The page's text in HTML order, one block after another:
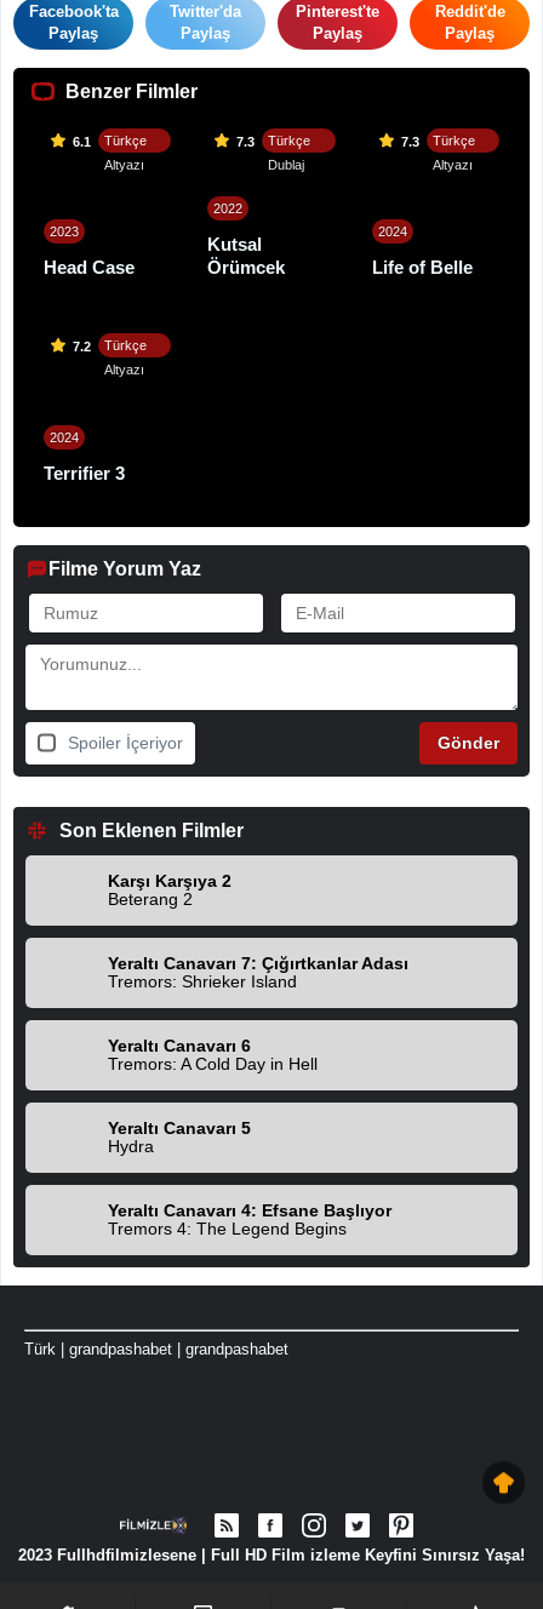
Facebook'ta
Paylaş
Twitter'da
Paylaş
Pinterest'te
Paylaş
Reddit'de
Paylaş
Benzer Filmler
6.1
Türkçe
Altyazı
2023
Head Case
7.3
Türkçe
Dublaj
2022
Kutsal
Örümcek
7.3
Türkçe
Altyazı
2024
Life of Belle
7.2
Türkçe
Altyazı
2024
Terrifier 3
Filme Yorum Yaz
Spoiler İçeriyor
Son Eklenen Filmler
Karşı Karşıya 2
Beterang 2
Yeraltı Canavarı 7: Çığırtkanlar Adası
Tremors: Shrieker Island
Yeraltı Canavarı 6
Tremors: A Cold Day in Hell
Yeraltı Canavarı 5
Hydra
Yeraltı Canavarı 4: Efsane Başlıyor
Tremors 4: The Legend Begins
Türk grandpashabet grandpashabet
2023 Fullhdfilmizlesene | Full HD Film izleme Keyfini Sınırsız Yaşa!